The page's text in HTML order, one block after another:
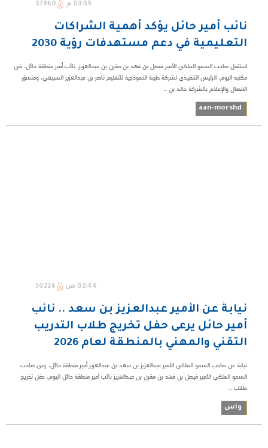
03:59 م 37960
نائب أمير حائل يؤكد أهمية الشراكات
التعليمية في دعم مستهدفات رؤية 2030
استقبل صاحب السمو الملكي الأمير فيصل بن فهد بن مقرن بن عبدالعزيز، نائب أمير منطقة حائل، في
مكتبه اليوم، الرئيس التنفيذي لشركة طيبة النموذجية للتعليم ناصر بن عبدالعزيز السبيعي، ومنسق
الاتصال والإعلام بالشركة خالد بن ...
aan-morshd
02:44 ص 50224
نيابةً عن الأمير عبدالعزيز بن سعد .. نائب
أمير حائل يرعى حفل تخريج طلاب التدريب
التقني والمهني بالمنطقة لعام 2026
نيابة عن صاحب السمو الملكي الأمير عبدالعزيز بن سعد بن عبدالعزيز أمير منطقة حائل، رعى صاحب
السمو الملكي الأمير فيصل بن فهد بن مقرن بن عبدالعزيز نائب أمير منطقة حائل اليوم، حفل تخريج
طلاب ...
واس